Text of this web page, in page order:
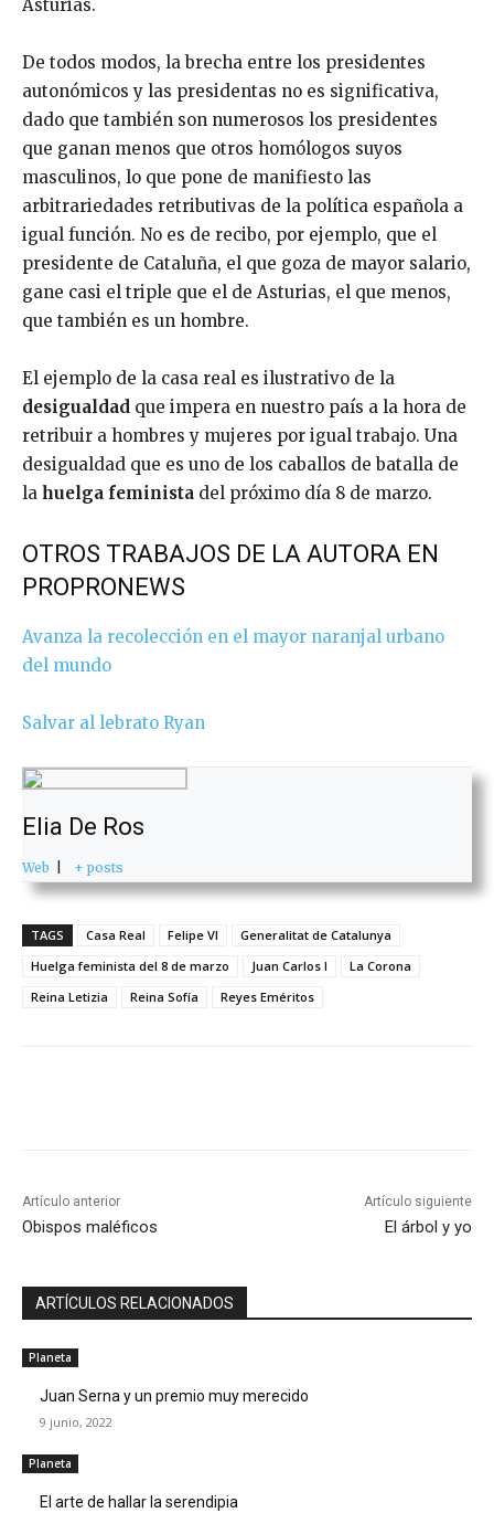
Asturias.
De todos modos, la brecha entre los presidentes
autonómicos y las presidentas no es significativa,
dado que también son numerosos los presidentes
que ganan menos que otros homólogos suyos
masculinos, lo que pone de manifiesto las
arbitrariedades retributivas de la política española a
igual función. No es de recibo, por ejemplo, que el
presidente de Cataluña, el que goza de mayor salario,
gane casi el triple que el de Asturias, el que menos,
que también es un hombre.
El ejemplo de la casa real es ilustrativo de la
desigualdad que impera en nuestro país a la hora de
retribuir a hombres y mujeres por igual trabajo. Una
desigualdad que es uno de los caballos de batalla de
la huelga feminista del próximo día 8 de marzo.
OTROS TRABAJOS DE LA AUTORA EN
PROPRONEWS
Avanza la recolección en el mayor naranjal urbano
del mundo
Salvar al lebrato Ryan
Elia De Ros
Web + posts
TAGS Casa Real Felipe VI
Generalitat de Catalunya
Huelga feminista del 8 de marzo
Juan Carlos I
La Corona
Reina Letizia
Reina Sofía Reyes Eméritos
Artículo anterior
Obispos maléficos
Artículo siguiente
El árbol y yo
ARTÍCULOS RELACIONADOS
Planeta
Juan Serna y un premio muy merecido
9 junio, 2022
Planeta
El arte de hallar la serendipia